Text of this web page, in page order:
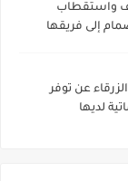
واستقطاب
إلى فريقها
عن توفر
لديها